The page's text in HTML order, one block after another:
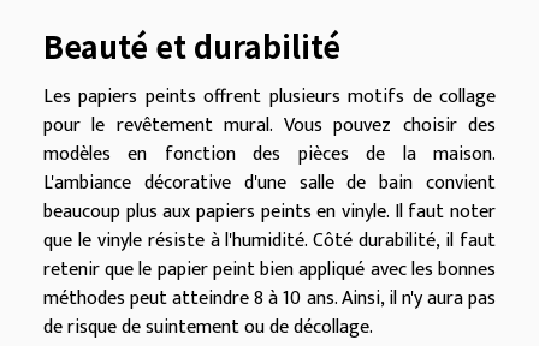
Beauté et durabilité
Les papiers peints offrent plusieurs motifs de collage
pour le revêtement mural. Vous pouvez choisir des
modèles en fonction des pièces de la maison.
L'ambiance décorative d'une salle de bain convient
beaucoup plus aux papiers peints en vinyle. Il faut noter
que le vinyle résiste à l'humidité. Côté durabilité, il faut
retenir que le papier peint bien appliqué avec les bonnes
méthodes peut atteindre 8 à 10 ans. Ainsi, il n'y aura pas
de risque de suintement ou de décollage.